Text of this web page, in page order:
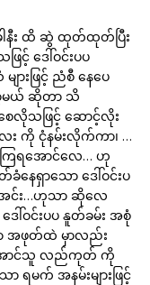
နီး ထိ ဆွဲ ထုတ်ထုတ်ပြီး
ြင့် ဒေါ်ဝင်းပပ
ားဖြင့် ညံစီ နေပေ
ာ့မယ် ဆိုတာ သိ
ေလိုသဖြင့် ဆောင့်လိုး
လေး ကို ငုံနမ်းလိုက်ကာ၊ …
းကြရအောင်လေ… ဟု
နေရှာသော ဒေါ်ဝင်းပ
…အင်း…ဟုသာ ဆိုလေ
ါ်ဝင်းပပ နူတ်ခမ်း အစုံ
ာ အဖုတ်ထဲ မှာလည်း
အောင်သူ လည်ကုတ် ကို
ရမက် အနမ်းများဖြင့်